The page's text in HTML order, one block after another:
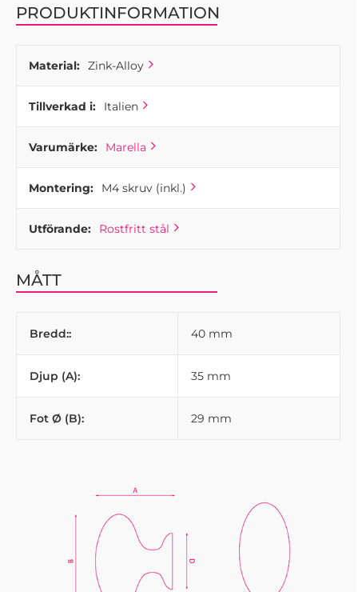
PRODUKTINFORMATION
Material: Zink-Alloy
Tillverkad i: Italien
Varumärke: Marella
Montering: M4 skruv (inkl.)
Utförande: Rostfritt stål
MÅTT
Bredd:: 40 mm
Djup (A): 35 mm
Fot Ø (B): 29 mm